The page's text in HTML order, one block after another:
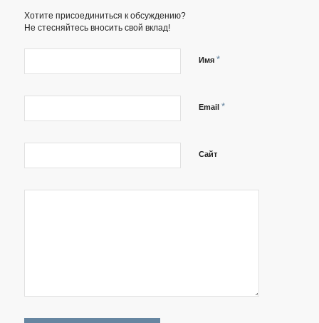
Хотите присоединиться к обсуждению?
Не стесняйтесь вносить свой вклад!
Имя *
Email *
Сайт